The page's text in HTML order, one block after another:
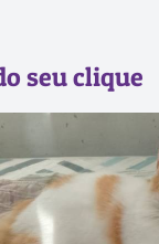
seu clique